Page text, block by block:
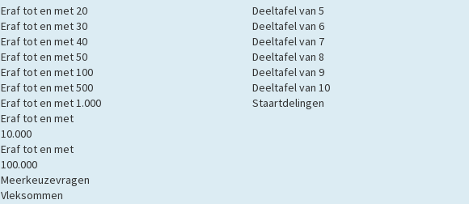
Eraf tot en met 20
Eraf tot en met 30
Eraf tot en met 40
Eraf tot en met 50
Eraf tot en met 100
Eraf tot en met 500
Eraf tot en met 1.000
Eraf tot en met
10.000
Eraf tot en met
100.000
Meerkeuzevragen
Vleksommen
Deeltafel van 5
Deeltafel van 6
Deeltafel van 7
Deeltafel van 8
Deeltafel van 9
Deeltafel van 10
Staartdelingen